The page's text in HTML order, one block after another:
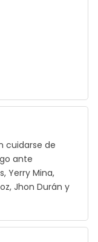
cuidarse de
ante
Yerry Mina,
Jhon Durán y